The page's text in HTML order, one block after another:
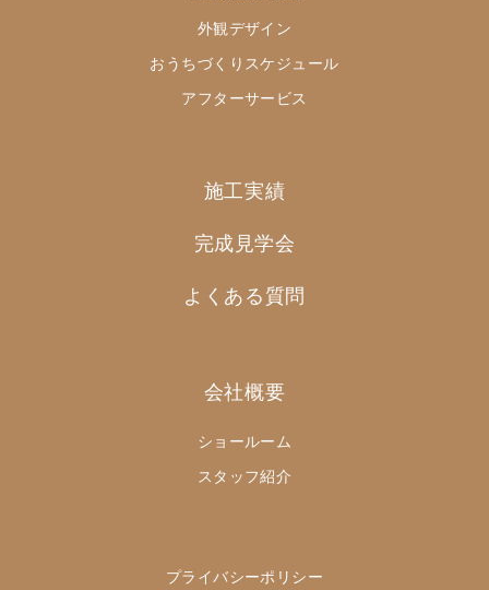
外観デザイン
おうちづくりスケジュール
アフターサービス
施工実績
完成見学会
よくある質問
会社概要
ショールーム
スタッフ紹介
プライバシーポリシー